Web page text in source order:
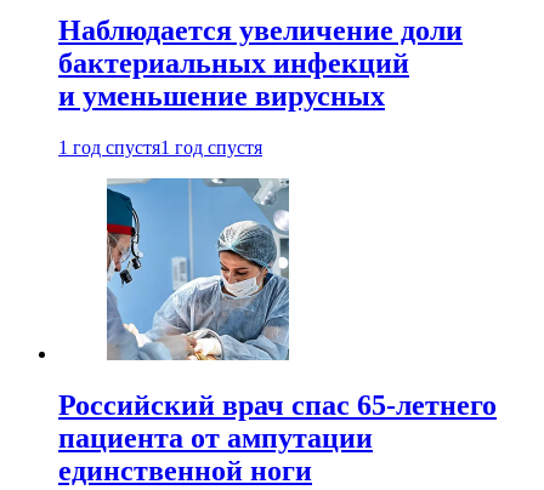
Наблюдается увеличение доли
бактериальных инфекций
и уменьшение вирусных
1 год спустя1 год спустя
Российский врач спас 65-летнего
пациента от ампутации
единственной ноги